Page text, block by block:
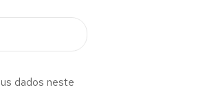
dados neste